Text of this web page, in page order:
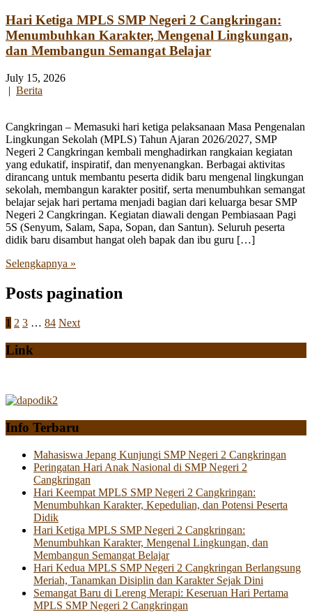
Hari Ketiga MPLS SMP Negeri 2 Cangkringan:
Menumbuhkan Karakter, Mengenal Lingkungan,
dan Membangun Semangat Belajar
July 15, 2026
| Berita
Cangkringan – Memasuki hari ketiga pelaksanaan Masa Pengenalan
Lingkungan Sekolah (MPLS) Tahun Ajaran 2026/2027, SMP
Negeri 2 Cangkringan kembali menghadirkan rangkaian kegiatan
yang edukatif, inspiratif, dan menyenangkan. Berbagai aktivitas
dirancang untuk membantu peserta didik baru mengenal lingkungan
sekolah, membangun karakter positif, serta menumbuhkan semangat
belajar sejak hari pertama menjadi bagian dari keluarga besar SMP
Negeri 2 Cangkringan. Kegiatan diawali dengan Pembiasaan Pagi
5S (Senyum, Salam, Sapa, Sopan, dan Santun). Seluruh peserta
didik baru disambut hangat oleh bapak dan ibu guru […]
Selengkapnya »
Posts pagination
1 2 3 … 84 Next
Link
Info Terbaru
Mahasiswa Jepang Kunjungi SMP Negeri 2 Cangkringan
Peringatan Hari Anak Nasional di SMP Negeri 2
Cangkringan
Hari Keempat MPLS SMP Negeri 2 Cangkringan:
Menumbuhkan Karakter, Kepedulian, dan Potensi Peserta
Didik
Hari Ketiga MPLS SMP Negeri 2 Cangkringan:
Menumbuhkan Karakter, Mengenal Lingkungan, dan
Membangun Semangat Belajar
Hari Kedua MPLS SMP Negeri 2 Cangkringan Berlangsung
Meriah, Tanamkan Disiplin dan Karakter Sejak Dini
Semangat Baru di Lereng Merapi: Keseruan Hari Pertama
MPLS SMP Negeri 2 Cangkringan